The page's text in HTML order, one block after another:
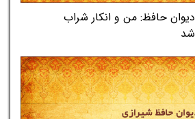
غزل شماره‌ی ۱۵۸ دیوان حافظ: من و انکار شراب